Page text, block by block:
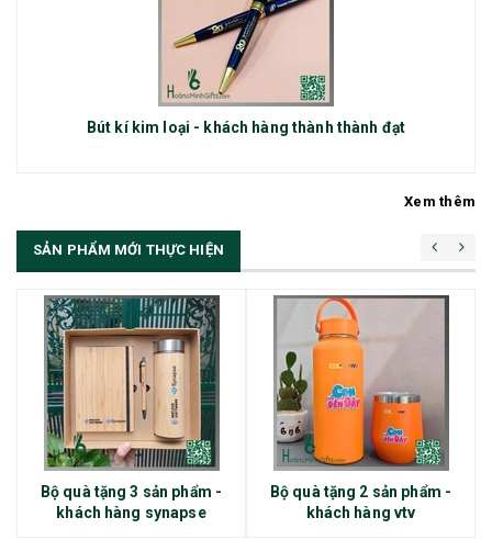
Bút kí kim loại - khách hàng thành thành đạt
Xem thêm
SẢN PHẨM MỚI THỰC HIỆN
Bộ quà tặng 3 sản phẩm -
khách hàng synapse
Bộ quà tặng 2 sản phẩm -
khách hàng vtv